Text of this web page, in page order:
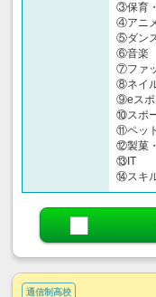
③保育
④アニ
⑤ダン
⑥音楽
⑦ファ
⑧ネイ
⑨eスポ
⑩スポ
⑪ペット
⑫製菓
⑬IT
⑭スキ
通信制高校